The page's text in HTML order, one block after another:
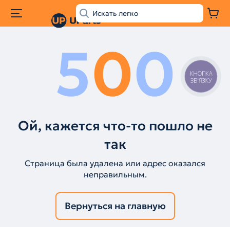
500
Ой, кажется что-то пошло не
так
Страница была удалена или адрес оказался
неправильным.
Вернуться на главную
КНОПКА
ЗВ'ЯЗКУ